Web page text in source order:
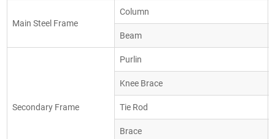
Main Steel Frame
Column
Beam
Secondary Frame
Purlin
Knee Brace
Tie Rod
Brace